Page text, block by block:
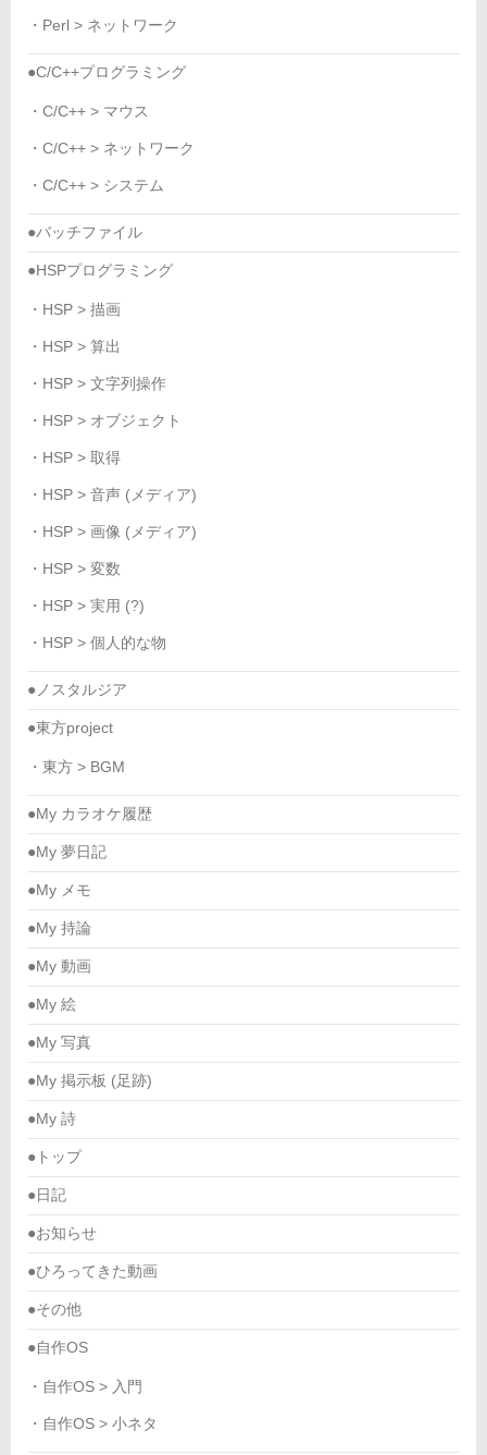
・Perl > ネットワーク
●C/C++プログラミング
・C/C++ > マウス
・C/C++ > ネットワーク
・C/C++ > システム
●バッチファイル
●HSPプログラミング
・HSP > 描画
・HSP > 算出
・HSP > 文字列操作
・HSP > オブジェクト
・HSP > 取得
・HSP > 音声 (メディア)
・HSP > 画像 (メディア)
・HSP > 変数
・HSP > 実用 (?)
・HSP > 個人的な物
●ノスタルジア
●東方project
・東方 > BGM
●My カラオケ履歴
●My 夢日記
●My メモ
●My 持論
●My 動画
●My 絵
●My 写真
●My 掲示板 (足跡)
●My 詩
●トップ
●日記
●お知らせ
●ひろってきた動画
●その他
●自作OS
・自作OS > 入門
・自作OS > 小ネタ